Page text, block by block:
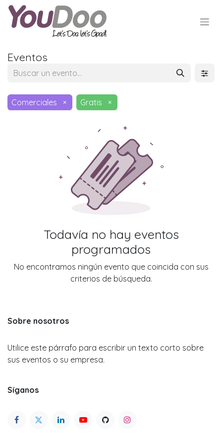
Eventos
Comerciales × Gratis ×
Todavía no hay eventos
programados
No encontramos ningún evento que coincida con sus
criterios de búsqueda.
Sobre nosotros
Utilice este párrafo para escribir un texto corto sobre
sus eventos o su empresa.
Síganos